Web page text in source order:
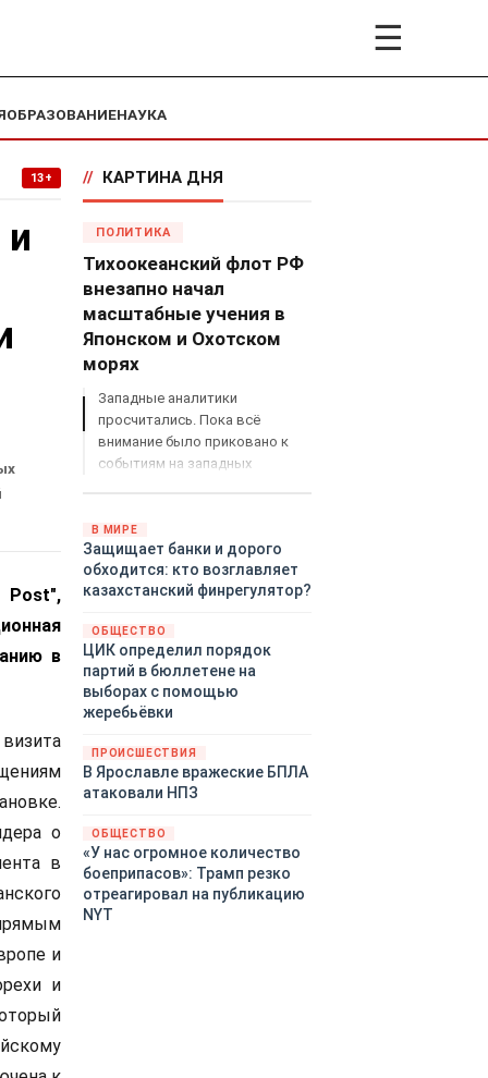
☰
ОБРАЗОВАНИЕНАУКА
13+
Post",
в
о
в
и
и
// КАРТИНА ДНЯ
ПОЛИТИКА
Тихоокеанский флот РФ
внезапно начал
масштабные учения в
Японском и Охотском
морях
Западные аналитики
просчитались. Пока всё
внимание было приковано к
событиям на западных
демонстрацию силы на
Дальнем Востоке.
Тихоокеанский флот без
предупреждения развернул
задействовав около
шестидесяти кораблей,
десятки самолётов и больше
тринадцати тысяч
военнослужащих.
В МИРЕ
Защищает банки и дорого
обходится: кто возглавляет
казахстанский финрегулятор?
ОБЩЕСТВО
ЦИК определил порядок
партий в бюллетене на
выборах с помощью
жеребьёвки
ПРОИСШЕСТВИЯ
В Ярославле вражеские БПЛА
атаковали НПЗ
ОБЩЕСТВО
«У нас огромное количество
боеприпасов»: Трамп резко
отреагировал на публикацию
NYT